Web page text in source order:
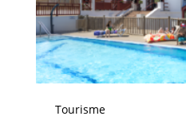
Tourisme